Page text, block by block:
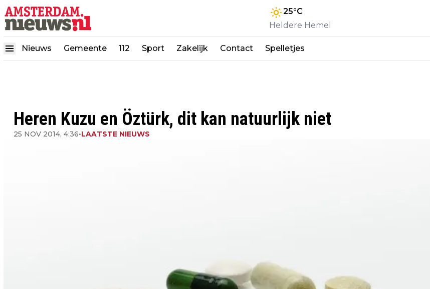
25°C
Heldere Hemel
Nieuws Gemeente 112 Sport Zakelijk Contact Spelletjes
Heren Kuzu en Öztürk, dit kan natuurlijk niet
25 NOV 2014, 4:36•LAATSTE NIEUWS